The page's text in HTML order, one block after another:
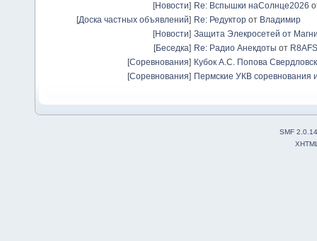
[Новости] Re: Вспышки наСолнце2026
[Доска частных объявлений] Re: Редуктор от Владимир
[Новости] Защита Элекросетей от
[Беседка] Re: Радио Анекдоты от R8AFS
[Соревнования] Кубок А.С. Попова
[Соревнования] Пермские УКВ соревнования
SMF 2.0.14